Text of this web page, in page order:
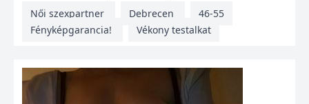
Női szexpartner Debrecen
46-55
Fényképgarancia!
Vékony testalkat